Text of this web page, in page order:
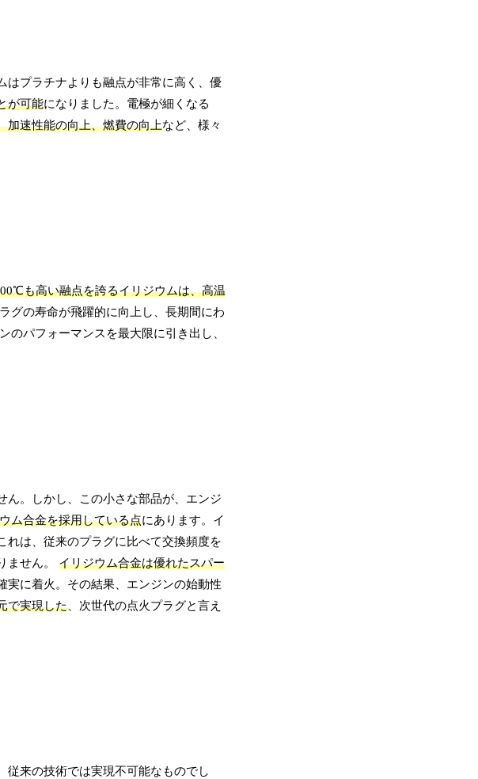
はプラチナよりも融点が非常に高く、優
が可能になりました。電極が細くなる
加速性能の向上、燃費の向上など、様々
も高い融点を誇るイリジウムは、高温
グの寿命が飛躍的に向上し、長期間にわ
パフォーマンスを最大限に引き出し、
ん。しかし、この小さな部品が、エンジ
ム合金を採用している点にあります。イ
れは、従来のプラグに比べて交換頻度を
ません。 イリジウム合金は優れたスパー
実に着火。その結果、エンジンの始動性
で実現した 、次世代の点火プラグと言え
従来の技術では実現不可能なものでし